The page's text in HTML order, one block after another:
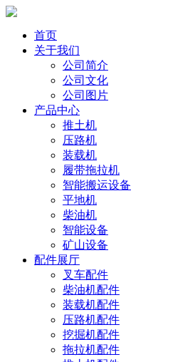
首页
关于我们
公司简介
公司文化
公司图片
产品中心
推土机
压路机
装载机
履带拖拉机
智能搬运设备
平地机
柴油机
智能设备
矿山设备
配件展厅
叉车配件
柴油机配件
装载机配件
压路机配件
挖掘机配件
拖拉机配件